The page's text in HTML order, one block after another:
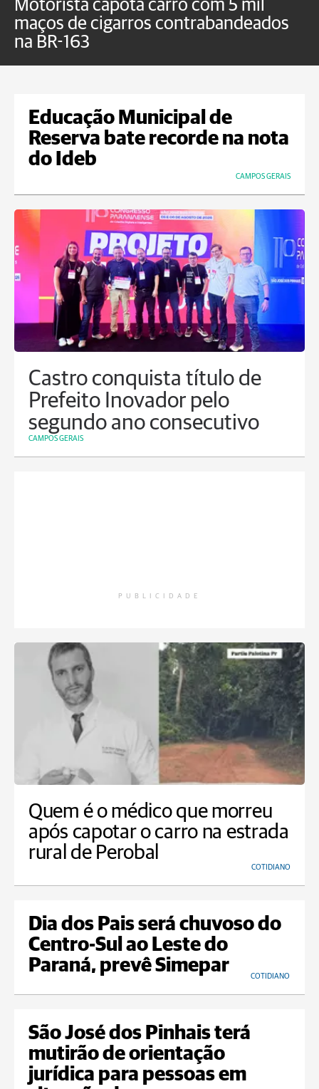
Motorista capota carro com 5 mil
maços de cigarros contrabandeados
na BR-163
Educação Municipal de
Reserva bate recorde na nota
do Ideb
CAMPOS GERAIS
Castro conquista título de
Prefeito Inovador pelo
segundo ano consecutivo
CAMPOS GERAIS
PUBLICIDADE
Quem é o médico que morreu
após capotar o carro na estrada
rural de Perobal
COTIDIANO
Dia dos Pais será chuvoso do
Centro-Sul ao Leste do
Paraná, prevê Simepar
COTIDIANO
São José dos Pinhais terá
mutirão de orientação
jurídica para pessoas em